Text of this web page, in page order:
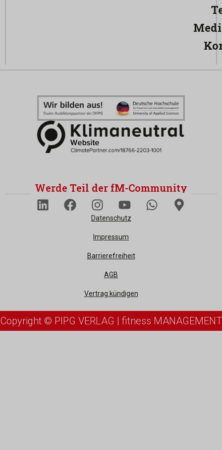
Werde Teil der fM-Community
Datenschutz
Impressum
Barrierefreiheit
AGB
Vertrag kündigen
Copyright © PIPG VERLAG | fitness MANAGEMENT